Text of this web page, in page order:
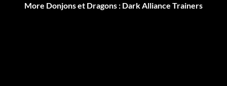
More Donjons et Dragons : Dark Alliance Trainers